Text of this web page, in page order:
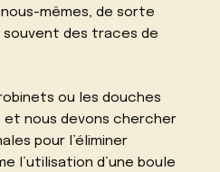
mêmes, de sorte
souvent des traces de
ou les douches
et nous devons chercher
pour l’éliminer
l’utilisation d’une boule